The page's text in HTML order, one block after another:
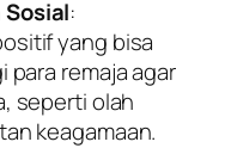
:
yang bisa
para remaja agar
seperti olah
keagamaan.